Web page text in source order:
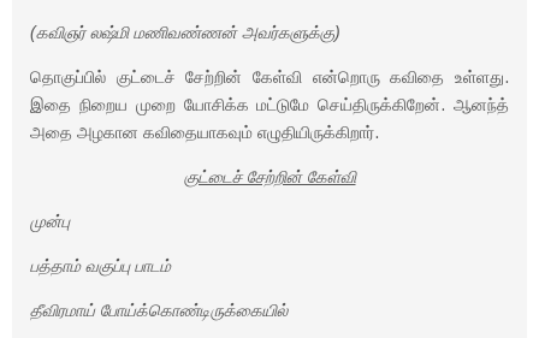
(கவிஞர் லஷ்மி மணிவண்ணன் அவர்களுக்கு)
தொகுப்பில் குட்டைச் சேற்றின் கேள்வி என்றொரு கவிதை உள்ளது.
இதை நிறைய முறை யோசிக்க மட்டுமே செய்திருக்கிறேன். ஆனந்த்
அதை அழகான கவிதையாகவும் எழுதியிருக்கிறார்.
குட்டைச் சேற்றின் கேள்வி
முன்பு
பத்தாம் வகுப்பு பாடம்
தீவிரமாய் போய்க்கொண்டிருக்கையில்